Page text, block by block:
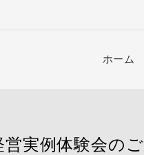
ホーム
実例体験会の